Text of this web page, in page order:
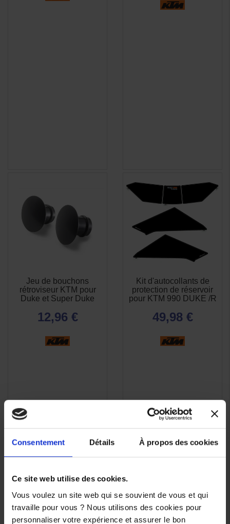
Consentement Détails À propos des cookies
Ce site web utilise des cookies.
Vous voulez un site web qui se souvient de vous et qui
travaille pour vous ? Nous utilisons des cookies pour
personnaliser votre expérience et assurer le bon
Jeu de bouchons
rétroviseur KTM pour
Duke et Super Duke
12,96 €
Kit d'autocollants de
protection de réservoir
pour KTM 990 DUKE /R
49,98 €
 APERÇU
RAPIDE
 APERÇU
RAPIDE